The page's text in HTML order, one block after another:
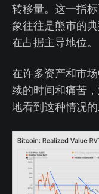
转移量。这一指
象往往是熊市的
在占据主导地位。
在许多资产和市
续的时间和痛苦
地看到这种情况的